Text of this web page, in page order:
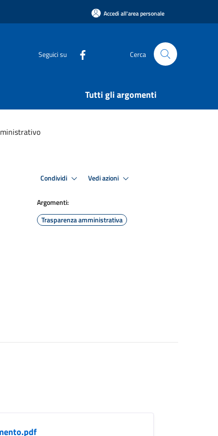
Accedi all'area personale
Seguici su Cerca
Tutti gli argomenti
Condividi Vedi azioni
Argomenti:
Trasparenza amministrativa